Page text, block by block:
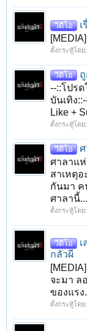
วีดีโอ
[MEDIA]
ตั้งกระทู้โดย:
วีดีโอ
--::โปร
บันเทิง
Like +
ตั้งกระทู้โดย:
วีดีโอ
ศ
ศาลาแ
สาเหตุอ
กันมา
ศาลานี้...
ตั้งกระทู้โดย:
วีดีโอ
กลัวผี
จะมา ล
ของแรง
ตั้งกระทู้โดย: